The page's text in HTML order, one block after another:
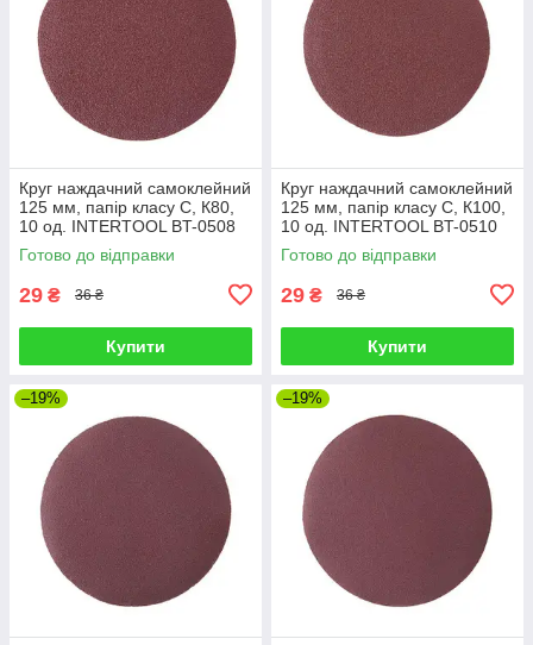
Круг наждачний самоклейний
125 мм, папір класу С, К80,
10 од. INTERTOOL BT-0508
Готово до відправки
29 ₴ 36 ₴
Купити
Круг наждачний самоклейний
125 мм, папір класу С, К100,
10 од. INTERTOOL BT-0510
Готово до відправки
29 ₴ 36 ₴
Купити
–19% –19%